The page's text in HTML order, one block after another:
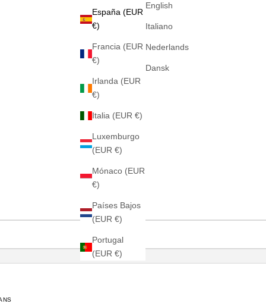
España (EUR
€)
Francia (EUR
€)
Irlanda (EUR
€)
Italia (EUR €)
Luxemburgo
(EUR €)
Mónaco (EUR
€)
Países Bajos
(EUR €)
Portugal
(EUR €)
English
Italiano
Nederlands
Dansk